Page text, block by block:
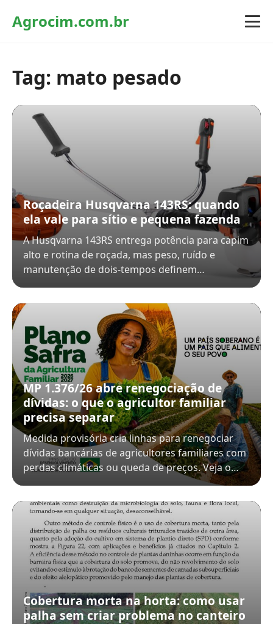
Agrocim.com.br
Tag: mato pesado
Roçadeira Husqvarna 143RS: quando
ela vale para sítio e pequena fazenda
A Husqvarna 143RS entrega potência para capim
alto e rotina de roçada, mas peso, ruído e
manutenção de dois-tempos definem…
MP 1.376/26 abre renegociação de
dívidas: o que o agricultor familiar
precisa separar
Medida provisória cria linhas para renegociar
dívidas bancárias de agricultores familiares com
perdas climáticas ou queda de preços. Veja o…
Cobertura morta na horta: como usar
palha sem criar problema no canteiro